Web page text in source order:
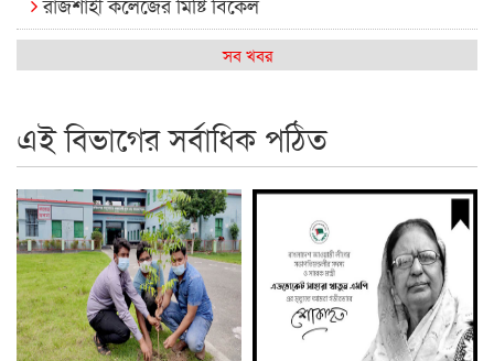
কেমন আছে আমাদের দেশের মধ্যবিত্তরা
রাজশাইন একাডেমির ফল প্রকাশ ও পুরস্কার বিতরণ
রাজশাহী কলেজের শিক্ষার্থী শাখাওয়াত পেলেন স্টার এক্সিলেন্স
অ্যাওয়ার্ড
বিশ্ব নদী বিবস উপলক্ষে নদী সুরক্ষায় নাওযাত্রা
খেলার মাঠে বানানো হয়েছে গর্ত ঝুঁকিতে আষাড়িয়াদহর দুই
বিদ্যালয়
সব খবর
এই বিভাগের সর্বাধিক পঠিত